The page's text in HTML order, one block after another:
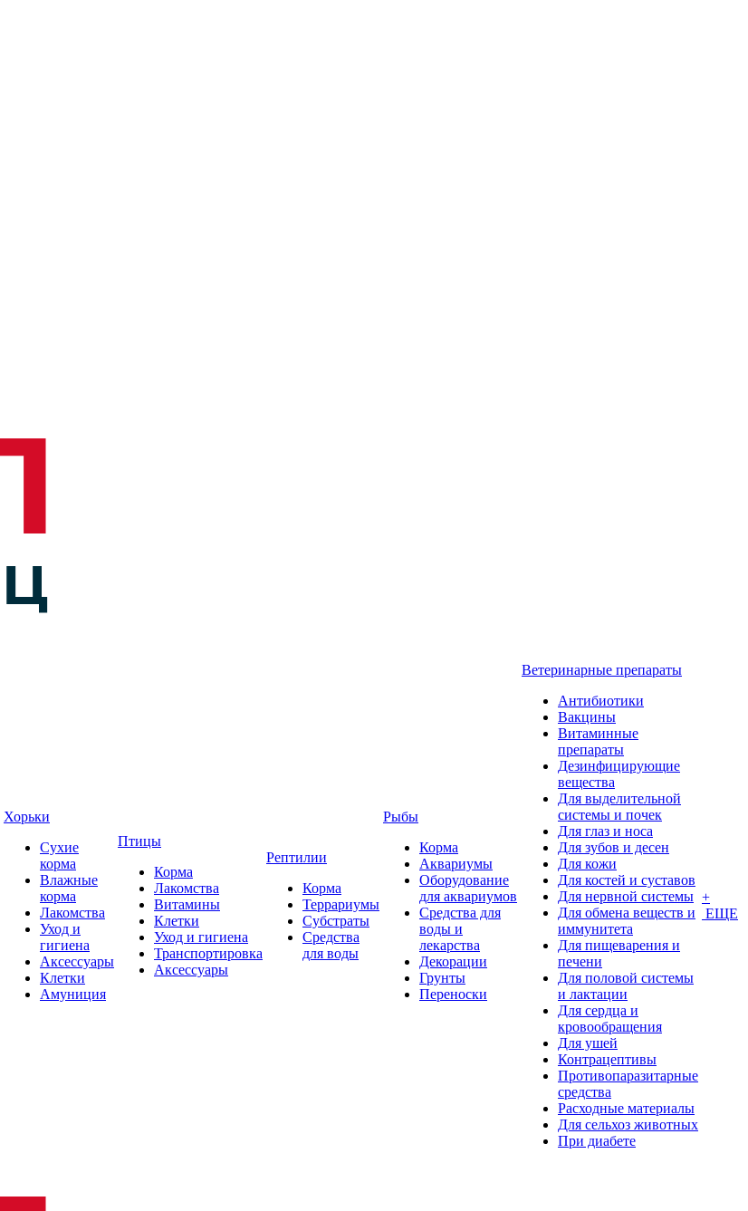
Хорьки
Сухие
корма
Влажные
корма
Лакомства
Уход и
гигиена
Аксессуары
Клетки
Амуниция
Птицы
Корма
Лакомства
Витамины
Клетки
Уход и гигиена
Транспортировка
Аксессуары
Рептилии
Корма
Террариумы
Субстраты
Средства
для воды
Рыбы
Корма
Аквариумы
Оборудование
для аквариумов
Средства для
воды и
лекарства
Декорации
Грунты
Переноски
Ветеринарные препараты
Антибиотики
Вакцины
Витаминные
препараты
Дезинфицирующие
вещества
Для выделительной
системы и почек
Для глаз и носа
Для зубов и десен
Для кожи
Для костей и суставов
Для нервной системы
Для обмена веществ и
иммунитета
Для пищеварения и
печени
Для половой системы
и лактации
Для сердца и
кровообращения
Для ушей
Контрацептивы
Противопаразитарные
средства
Расходные материалы
Для сельхоз животных
При диабете
+
ЕЩЕ